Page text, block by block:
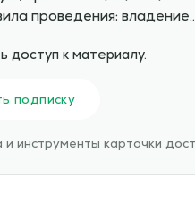
проведения:
доступ к материалу.
подписку
инструменты карточки